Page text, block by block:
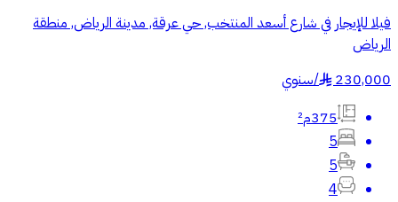
فيلا للإيجار في شارع أسعد المنتخب, حي عرقة, مدينة الرياض, منطقة
الرياض
230,000
§
/سنوي
375م²
5
5
4